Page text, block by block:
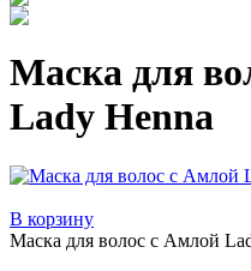
Маска для
Lady Henna
В корзину
Маска для волос с Амлой